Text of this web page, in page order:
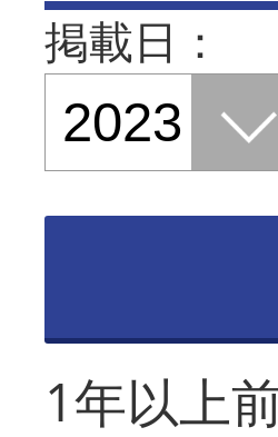
掲載日：
1年以上